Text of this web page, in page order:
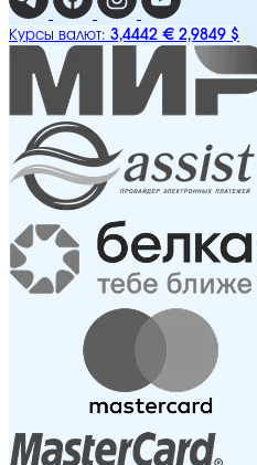
Курсы валют: 3,4442 € 2,9849 $